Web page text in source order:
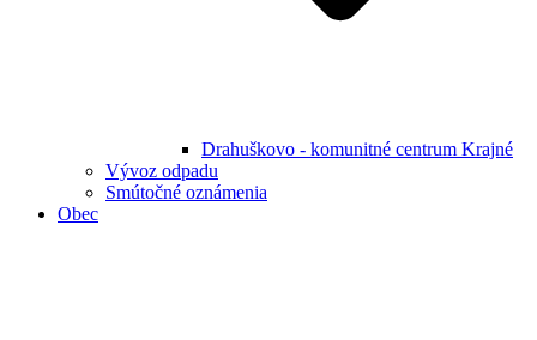
Drahuškovo - komunitné centrum Krajné
Vývoz odpadu
Smútočné oznámenia
Obec